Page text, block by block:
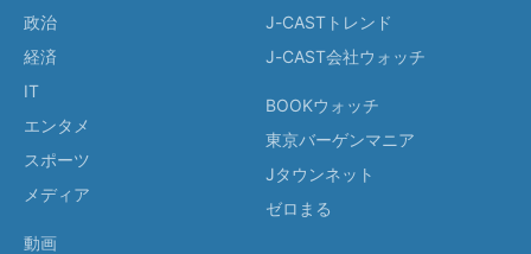
政治
経済
IT
エンタメ
スポーツ
メディア
動画
J-CASTトレンド
J-CAST会社ウォッチ
BOOKウォッチ
東京バーゲンマニア
Jタウンネット
ゼロまる